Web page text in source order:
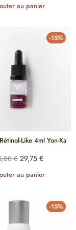
au panier
-15%
Like 4ml Yon-Ka
€ 29,75 €
au panier
-15%